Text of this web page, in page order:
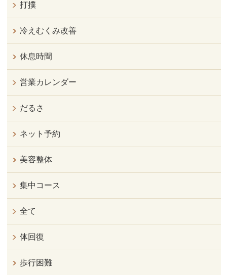
打撲
冷えむくみ改善
休息時間
営業カレンダー
だるさ
ネット予約
美容整体
集中コース
全て
体回復
歩行困難